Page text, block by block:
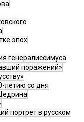
эпох
генералиссимуса
поражений»
летию со дня
портрет в русском